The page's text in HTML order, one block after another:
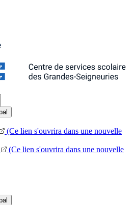
(Ce lien s'ouvrira dans une nouvelle
(Ce lien s'ouvrira dans une nouvelle